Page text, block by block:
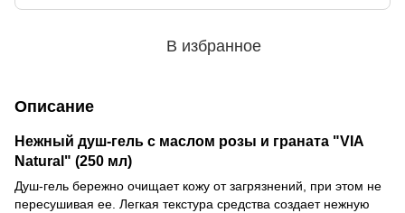
В избранное
Описание
Нежный душ-гель с маслом розы и граната "VIA
Natural" (250 мл)
Душ-гель бережно очищает кожу от загрязнений, при этом не
пересушивая ее. Легкая текстура средства создает нежную